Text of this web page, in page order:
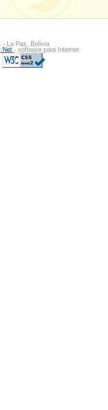
- La Paz, Bolivia
- software para Internet